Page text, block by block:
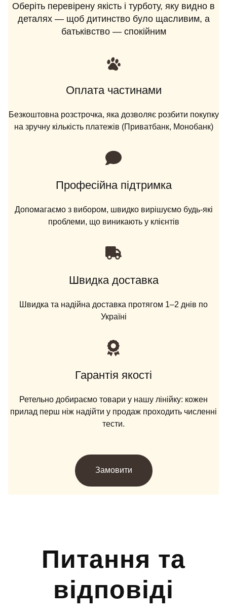
Оберіть перевірену якість і турботу, яку видно в
деталях — щоб дитинство було щасливим, а
батьківство — спокійним
Оплата частинами
Безкоштовна розстрочка, яка дозволяє розбити покупку
на зручну кількість платежів (Приватбанк, Монобанк)
Професійна підтримка
Допомагаємо з вибором, швидко вирішуємо будь-які
проблеми, що виникають у клієнтів
Швидка доставка
Швидка та надійна доставка протягом 1–2 днів по
Україні
Гарантія якості
Ретельно добираємо товари у нашу лінійку: кожен
прилад перш ніж надійти у продаж проходить численні
тести.
Замовити
Питання та
відповіді